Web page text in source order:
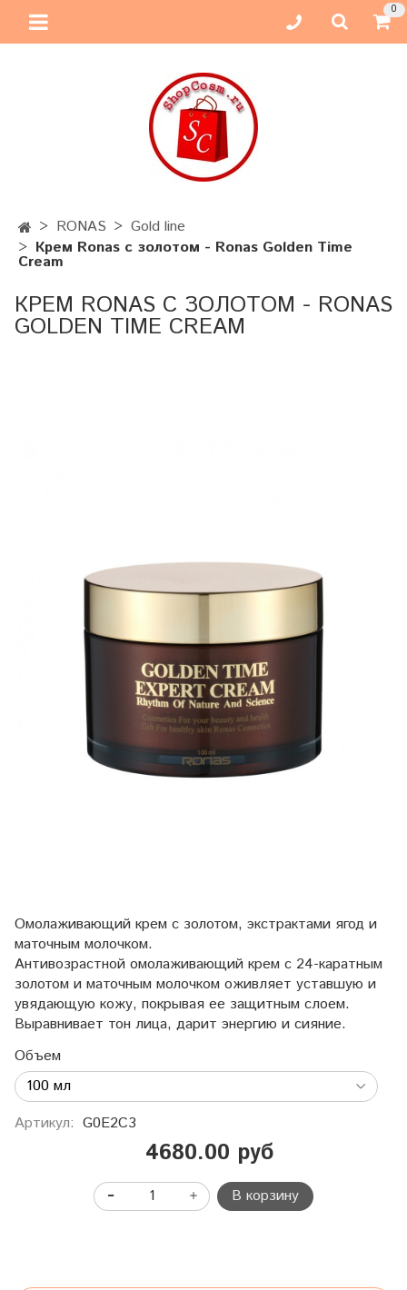
0
RONAS
Gold line
Крем Ronas с золотом - Ronas Golden Time
Cream
КРЕМ RONAS С ЗОЛОТОМ - RONAS
GOLDEN TIME CREAM
Омолаживающий крем с золотом, экстрактами ягод и
маточным молочком.
Антивозрастной омолаживающий крем с 24-каратным
золотом и маточным молочком оживляет уставшую и
увядающую кожу, покрывая ее защитным слоем.
Выравнивает тон лица, дарит энергию и сияние.
Объем
Артикул: G0E2C3
4680.00 руб
В корзину